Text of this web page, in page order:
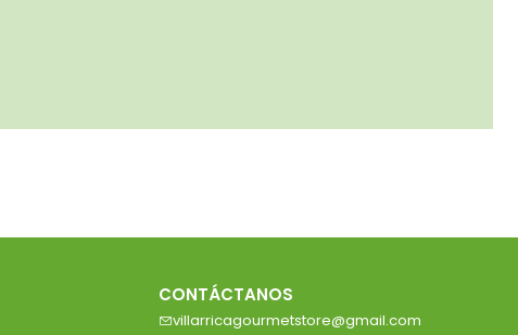
CONTÁCTANOS
villarricagourmetstore@gmail.com